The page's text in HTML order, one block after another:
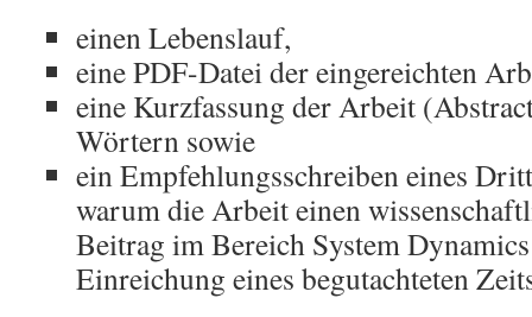
einen Lebenslauf,
eine PDF-Datei der eingereichten
eine Kurzfassung der Arbeit
Wörtern sowie
ein Empfehlungsschreiben eines
warum die Arbeit einen
Beitrag im Bereich System
Einreichung eines begutachteten